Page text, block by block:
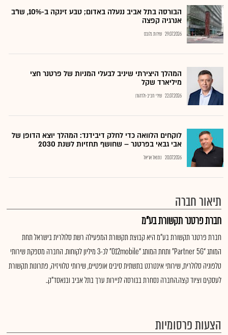
הבורסה בתל אביב ננעלה באדום; טבע זינקה ב-10%, שו"ב
אנרגיה קפצה
29.07.2026 שירות גלובס
המהלך היצירתי שיניב לבעלי המניות של פרטנר חצי
מיליארד שקל
22.07.2026 שירי חביב-ולדהורן
לוקחים הלוואה כדי לחלק דיבידנד: המהלך יוצא הדופן של
אבי גבאי בפרטנר – שחושף תחזיות לשנת 2030
20.07.2026 נתנאל אריאל
תיאור חברה
חברת פרטנר תקשורת בע"מ
חברת פרטנר תקשורת בע"מ היא קבוצת תקשורת המפעילה רשת סלולרית בישראל תחת
המותג “Partner 5G” ותחת המותג “012mobile” לכ-3 מיליון לקוחות. החברה מספקת שירותי
טלפוניה סלולרית, שירותי אינטרנט בתשתית סיבים אופטיים, שירותי טלוויזיה, פתרונות תקשורת
לעסקים וציוד קצה.החברה נסחרת בבורסה לניירות ערך בתל אביב ובנאסד"ק..
הצעות פרסומיות